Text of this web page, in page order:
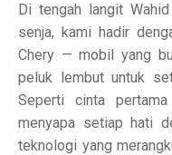
Di tengah langit
senja, kami hadir
Chery — mobil yang
peluk lembut untuk
Seperti cinta
menyapa setiap hati
teknologi yang